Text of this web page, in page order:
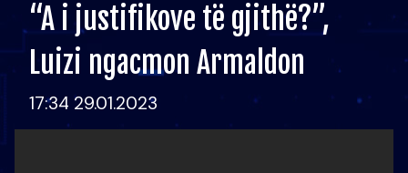
“A i justifikove të gjithë?”,
Luizi ngacmon Armaldon
17:34 29.01.2023